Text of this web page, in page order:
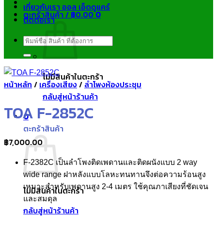
ตะกร้าสินค้า /฿0.000
ไม่มีสินค้าในตะกร้า
กลับสู่หน้าร้านค้า
0
ตะกร้าสินค้า
ไม่มีสินค้าในตะกร้า
กลับสู่หน้าร้านค้า
เกี่ยวกับเรา ออล เอ็ดดูแคร์
ติดต่อเรา
ค้นหา:
หน้าหลัก / เครื่องเสียง/ ลำโพงห้องประชุม
TOA F-2852C
฿7,000.00
F-2382C เป็นลำโพงติดเพดานและติดผนังแบบ 2 way
wide range ฝาหลังแบบโลหะทนทานจึงต่อความร้อนสูง
เหมาะสำหรับเพดานสูง 2-4 เมตร ใช้คุณภาเสียงที่ชัดเจน
และสมดุล